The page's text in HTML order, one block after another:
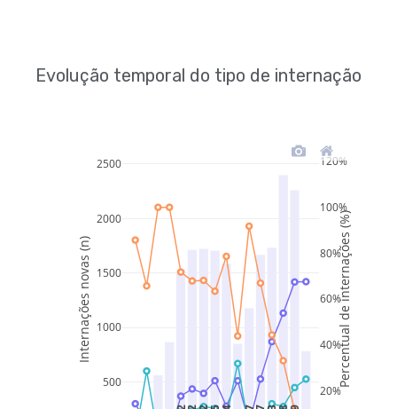
Evolução temporal do tipo de internação